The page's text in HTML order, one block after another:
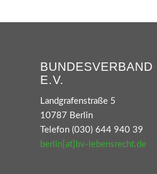
E.V.
Landgrafenstraße 5
10787 Berlin
Telefon (030) 644 940 39
berlin[at]bv-lebensrecht.de